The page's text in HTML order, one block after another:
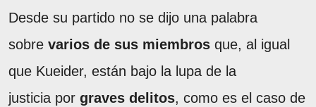
Desde su partido no se dijo una palabra
sobre varios de sus miembros que, al igual
que Kueider, están bajo la lupa de la
justicia por graves delitos, como es el caso de